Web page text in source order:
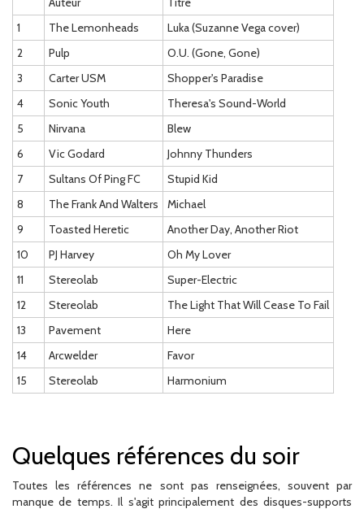
1
The Lemonheads
Luka (Suzanne Vega cover)
2
Pulp
O.U. (Gone, Gone)
3
Carter USM
Shopper's Paradise
4
Sonic Youth
Theresa's Sound-World
5
Nirvana
Blew
6
Vic Godard
Johnny Thunders
7
Sultans Of Ping FC
Stupid Kid
8
The Frank And Walters
Michael
9
Toasted Heretic
Another Day, Another Riot
10
PJ Harvey
Oh My Lover
11
Stereolab
Super-Electric
12
Stereolab
The Light That Will Cease To Fail
13
Pavement
Here
14
Arcwelder
Favor
15
Stereolab Harmonium
Quelques références du soir
Toutes les références ne sont pas renseignées, souvent par
manque de temps. Il s'agit principalement des disques-supports